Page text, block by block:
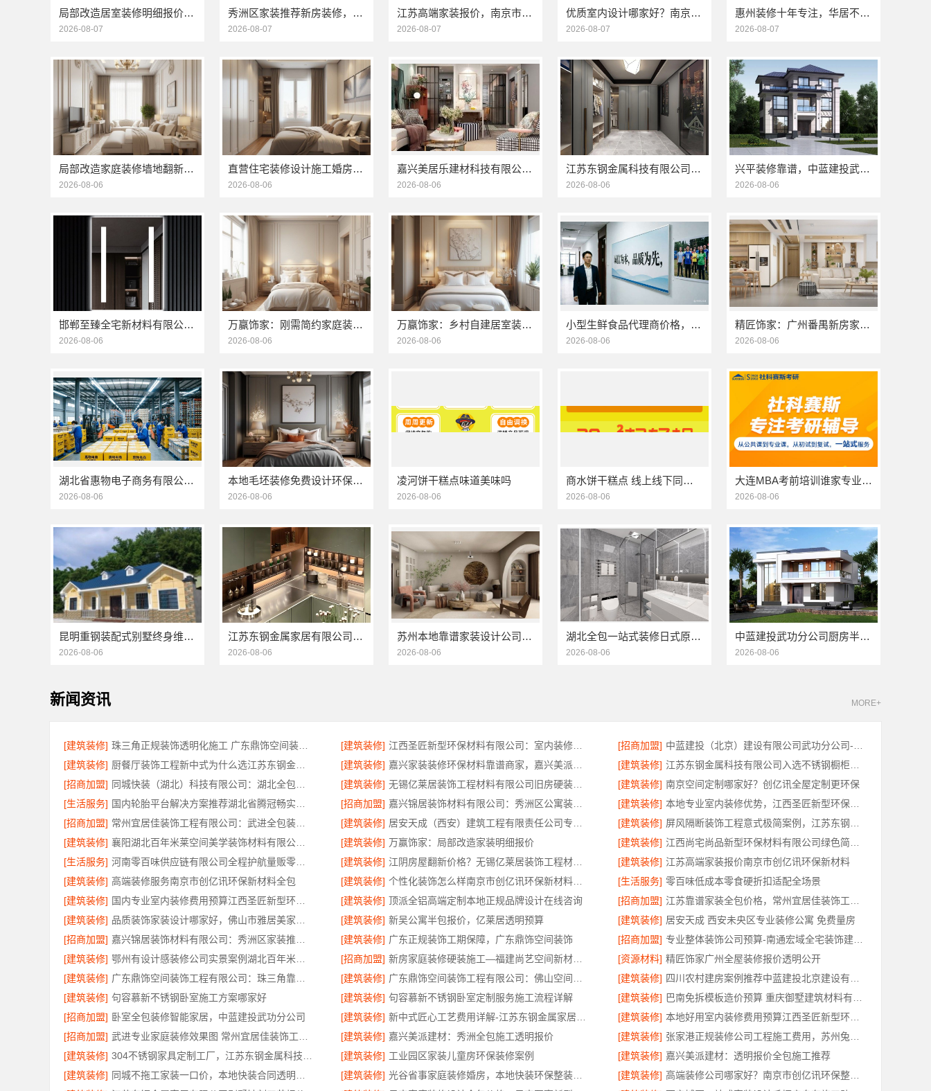
局部改造居室装修明细报价看海南万赢饰家
2026-08-07
秀洲区家装推荐新房装修，嘉兴锦居装饰材料有限公司品质保障
2026-08-07
江苏高端家装报价，南京市创亿讯价格透明更靠谱
2026-08-07
优质室内设计哪家好？南京市创亿讯口碑见证品质
2026-08-07
惠州装修十年专注，华居不锈钢品质见证
2026-08-07
局部改造家庭装修墙地翻新，海南万赢饰家新型建筑材料有限公为您焕新
2026-08-06
直营住宅装修设计施工婚房选浙江臻美新型建材有限公司
2026-08-06
嘉兴美居乐建材科技有限公司_旧房改造专业施工口碑推荐
2026-08-06
江苏东钢金属科技有限公司：304不锈钢家具全国地址
2026-08-06
兴平装修靠谱，中蓝建投武功分公司全包放心
2026-08-06
邯郸至臻全宅新材料有限公司：永年焕新专业团队打造品质居家
2026-08-06
万赢饰家：刚需简约家庭装修工期提速，快速入住无忧
2026-08-06
万赢饰家：乡村自建居室装修水电规整，专业施工保障
2026-08-06
小型生鲜食品代理商价格，湖北省惠物电子商务有限公司
2026-08-06
精匠饰家：广州番禺新房家装报价参考
2026-08-06
湖北省惠物电子商务有限公司小型生鲜食品代理商价格
2026-08-06
本地毛坯装修免费设计环保信赖浙江臻美新型建材有限公司
2026-08-06
凌河饼干糕点味道美味吗
2026-08-06
商水饼干糕点 线上线下同价服务模式
2026-08-06
大连MBA考前培训谁家专业 社科赛斯考研服务人才伴您成长
2026-08-06
昆明重钢装配式别墅终身维保，云南晟构建筑建材有限公司维保
2026-08-06
江苏东钢金属家居有限公司厨餐厅新中式定制多少钱
2026-08-06
苏州本地靠谱家装设计公司拎包入住选百年豪庭新材料有限公司
2026-08-06
湖北全包一站式装修日式原木风快速——同城快装（湖北）科技有限公司
2026-08-06
中蓝建投武功分公司厨房半包装修北欧风案例
2026-08-06
新闻资讯 MORE+
[建筑装修] [建筑装修] [招商加盟]
[建筑装修]
[建筑装修] [建筑装修]
[招商加盟]
[建筑装修] [建筑装修] 南京空间定制哪家好？创亿讯全屋定制更环保
[生活服务]
[招商加盟] [建筑装修]
[招商加盟]
[建筑装修] [建筑装修]
[建筑装修]
[建筑装修] 万赢饰家：局部改造家装明细报价 [建筑装修]
[生活服务]
[建筑装修] [建筑装修] 江苏高端家装报价南京市创亿讯环保新材料
[建筑装修] 高端装修服务南京市创亿讯环保新材料全包 [建筑装修] [生活服务] 零百味低成本零食硬折扣适配全场景
[建筑装修]
[建筑装修] 顶派全铝高端定制本地正规品牌设计在线咨询 [招商加盟]
[建筑装修]
[建筑装修] 新吴公寓半包报价，亿莱居透明预算 [建筑装修] 居安天成 西安未央区专业装修公寓 免费量房
[招商加盟]
[建筑装修] 广东正规装饰工期保障，广东鼎饰空间装饰 [招商加盟]
[建筑装修]
[招商加盟] [资源材料] 精匠饰家广州全屋装修报价透明公开
[建筑装修]
[建筑装修] [建筑装修]
[建筑装修] 句容慕新不锈钢卧室施工方案哪家好 [建筑装修] 句容慕新不锈钢卧室定制服务施工流程详解 [建筑装修]
[招商加盟] 卧室全包装修智能家居，中蓝建投武功分公司 [建筑装修] [建筑装修]
[招商加盟]
[建筑装修] 嘉兴美派建材：秀洲全包施工透明报价 [建筑装修]
[建筑装修]
[建筑装修] 工业园区家装儿童房环保装修案例 [建筑装修] 嘉兴美派建材：透明报价全包施工推荐
[建筑装修]
[建筑装修] [建筑装修]